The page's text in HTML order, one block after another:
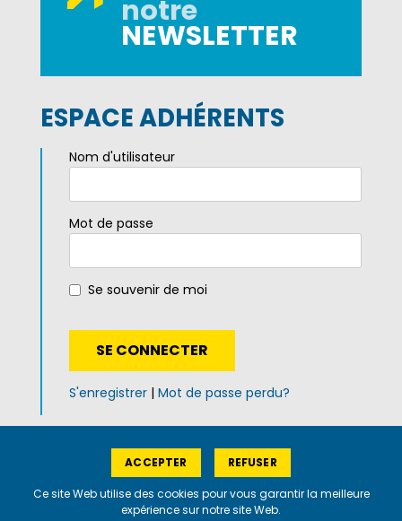
notre
NEWSLETTER
ESPACE ADHÉRENTS
Nom d'utilisateur
Mot de passe
Se souvenir de moi
S'enregistrer | Mot de passe perdu?
Mentions légales |Politique de
confidentialité
Ce site Web utilise des cookies pour vous garantir la meilleure
expérience sur notre site Web.
ACCEPTER REFUSER